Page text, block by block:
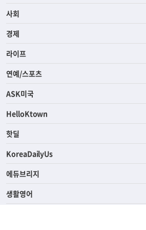
사회
경제
라이프
연예/스포츠
ASK미국
HelloKtown
핫딜
KoreaDailyUs
에듀브리지
생활영어